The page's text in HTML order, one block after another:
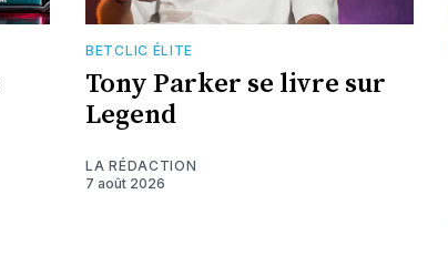
BETCLIC ÉLITE
Tony Parker se livre sur
Legend
LA RÉDACTION
7 août 2026